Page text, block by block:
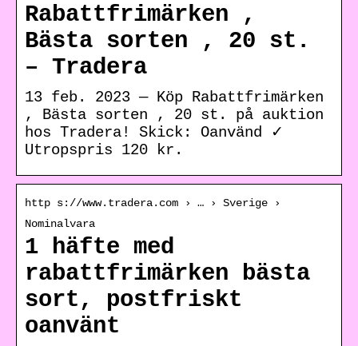
Rabattfrimärken ,
Bästa sorten , 20 st.
– Tradera
13 feb. 2023 — Köp Rabattfrimärken
, Bästa sorten , 20 st. på auktion
hos Tradera! Skick: Oanvänd ✓
Utropspris 120 kr.
http s://www.tradera.com › … › Sverige ›
Nominalvara
1 häfte med
rabattfrimärken bästa
sort, postfriskt
oanvänt